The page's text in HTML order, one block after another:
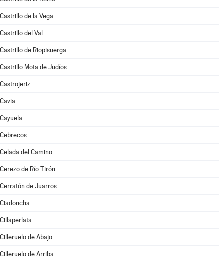
Castrillo de la Vega
Castrillo del Val
Castrillo de Riopisuerga
Castrillo Mota de Judíos
Castrojeriz
Cavia
Cayuela
Cebrecos
Celada del Camino
Cerezo de Río Tirón
Cerratón de Juarros
Ciadoncha
Cillaperlata
Cilleruelo de Abajo
Cilleruelo de Arriba